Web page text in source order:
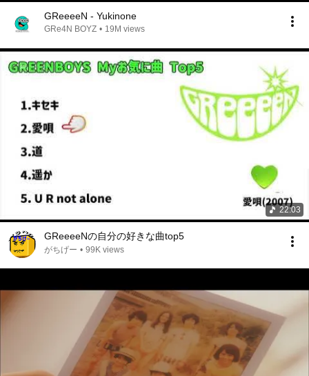
GReeeeN - Yukinone
GRe4N BOYZ • 19M views
22:03
GReeeeNの自分の好きな曲top5
がちげー • 99K views